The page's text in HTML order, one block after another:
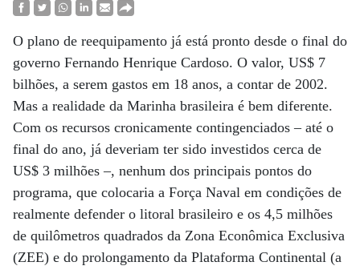
O plano de reequipamento já está pronto desde o final do
governo Fernando Henrique Cardoso. O valor, US$ 7
bilhões, a serem gastos em 18 anos, a contar de 2002.
Mas a realidade da Marinha brasileira é bem diferente.
Com os recursos cronicamente contingenciados – até o
final do ano, já deveriam ter sido investidos cerca de
US$ 3 milhões –, nenhum dos principais pontos do
programa, que colocaria a Força Naval em condições de
realmente defender o litoral brasileiro e os 4,5 milhões
de quilômetros quadrados da Zona Econômica Exclusiva
(ZEE) e do prolongamento da Plataforma Continental (a